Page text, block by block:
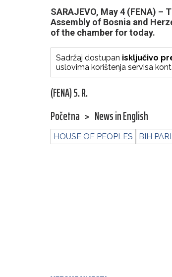
SARAJEVO, May 4 (FENA)
Assembly of Bosnia and
of the chamber for today.
Sadržaj dostupan isključivo
uslovima korištenja servisa
(FENA) S. R.
Početna > News in English
HOUSE OF PEOPLES BIH